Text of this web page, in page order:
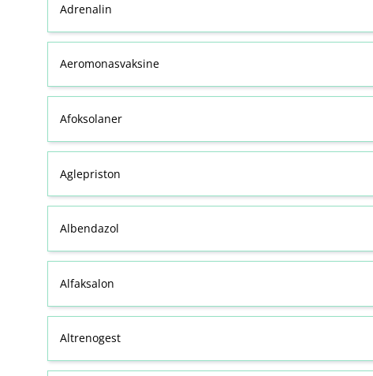
Adrenalin
Aeromonasvaksine
Afoksolaner
Aglepriston
Albendazol
Alfaksalon
Altrenogest